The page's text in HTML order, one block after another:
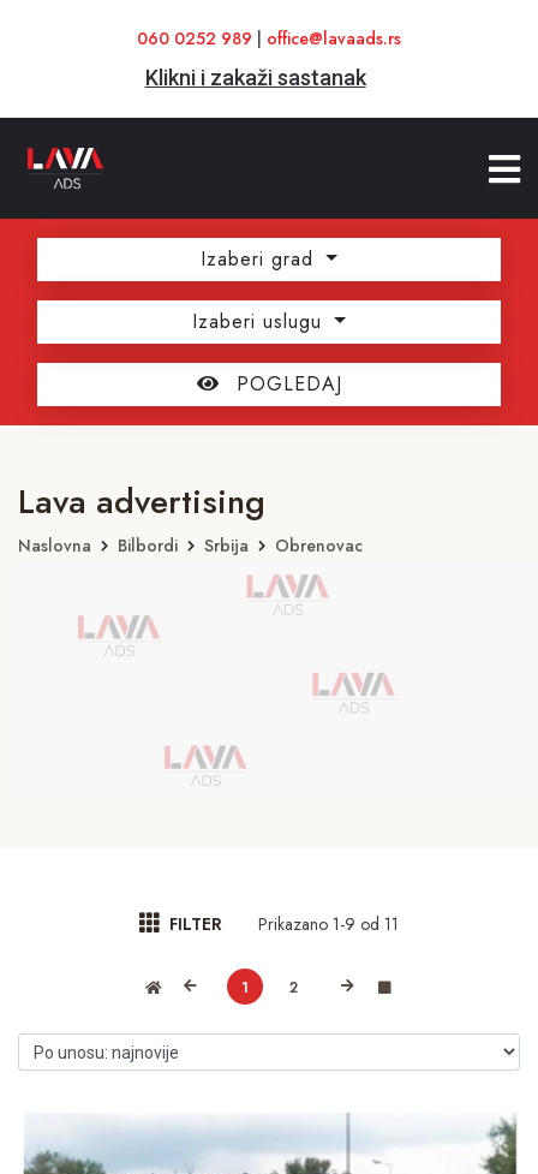
060 0252 989 office@lavaads.rs
Klikni i zakaži sastanak
Izaberi grad
Izaberi uslugu
POGLEDAJ
Lava advertising
Naslovna Bilbordi Srbija Obrenovac
FILTER Prikazano 1-9 od 11
1 2